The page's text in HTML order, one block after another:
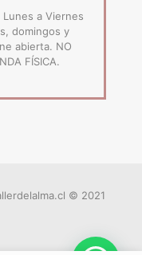
a Viernes
domingos y
abierta. NO
FÍSICA.
© 2021